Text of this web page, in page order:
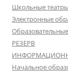
Школьные театры
Электронные
РЕЗЕРВ
Начальное